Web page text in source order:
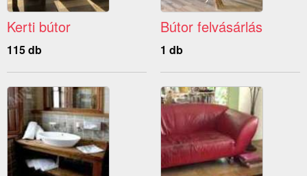
Kerti bútor
115 db
Bútor felvásárlás
1 db